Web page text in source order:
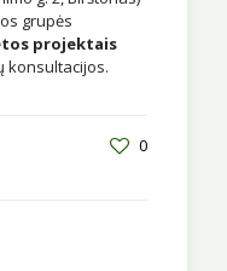
grupės
projektais
konsultacijos.
0